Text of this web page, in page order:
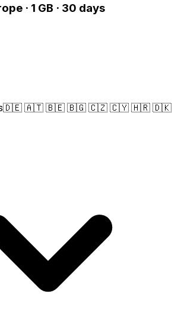
· 1 GB · 30 days
🇩🇪 🇦🇹 🇧🇪 🇧🇬 🇨🇿 🇨🇾 🇭🇷 🇩🇰